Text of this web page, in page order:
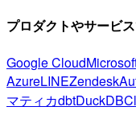
プロダクトやサービ
Google Cloud
AzureLINEZendesk
マティカdbtDuckDB